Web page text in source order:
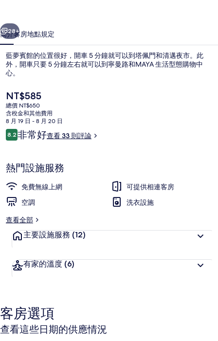
集
個 下一個
28+
簡介客房地點規定
藍夢賓館的位置很好，開車 5 分鐘就可以到塔佩門和清邁夜市。此
外，開車只要 5 分鐘左右就可以到寧曼路和MAYA 生活型態購物中
心。
目
前
的
價
格
是
NT$585
總價 NT$650
含稅金和其他費用
8 月 19 日 - 8 月 20 日
評
論
8.28.2 分，滿分 10 分，
非常好查看 33 則評論
熱門設施服務
免費無線上網
可提供相連客房
空調
洗衣設施
查看全部
主要設施服務 (12)
有家的溫度 (6)
客房選項
查看這些日期的供應情況